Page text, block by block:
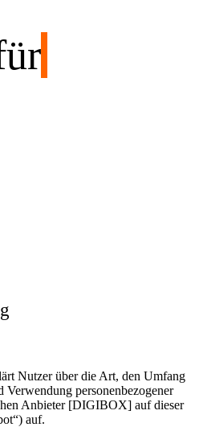
Nutzer über die Art, den Umfang
personenbezogener
Anbieter [DIGIBOX] auf dieser
auf.